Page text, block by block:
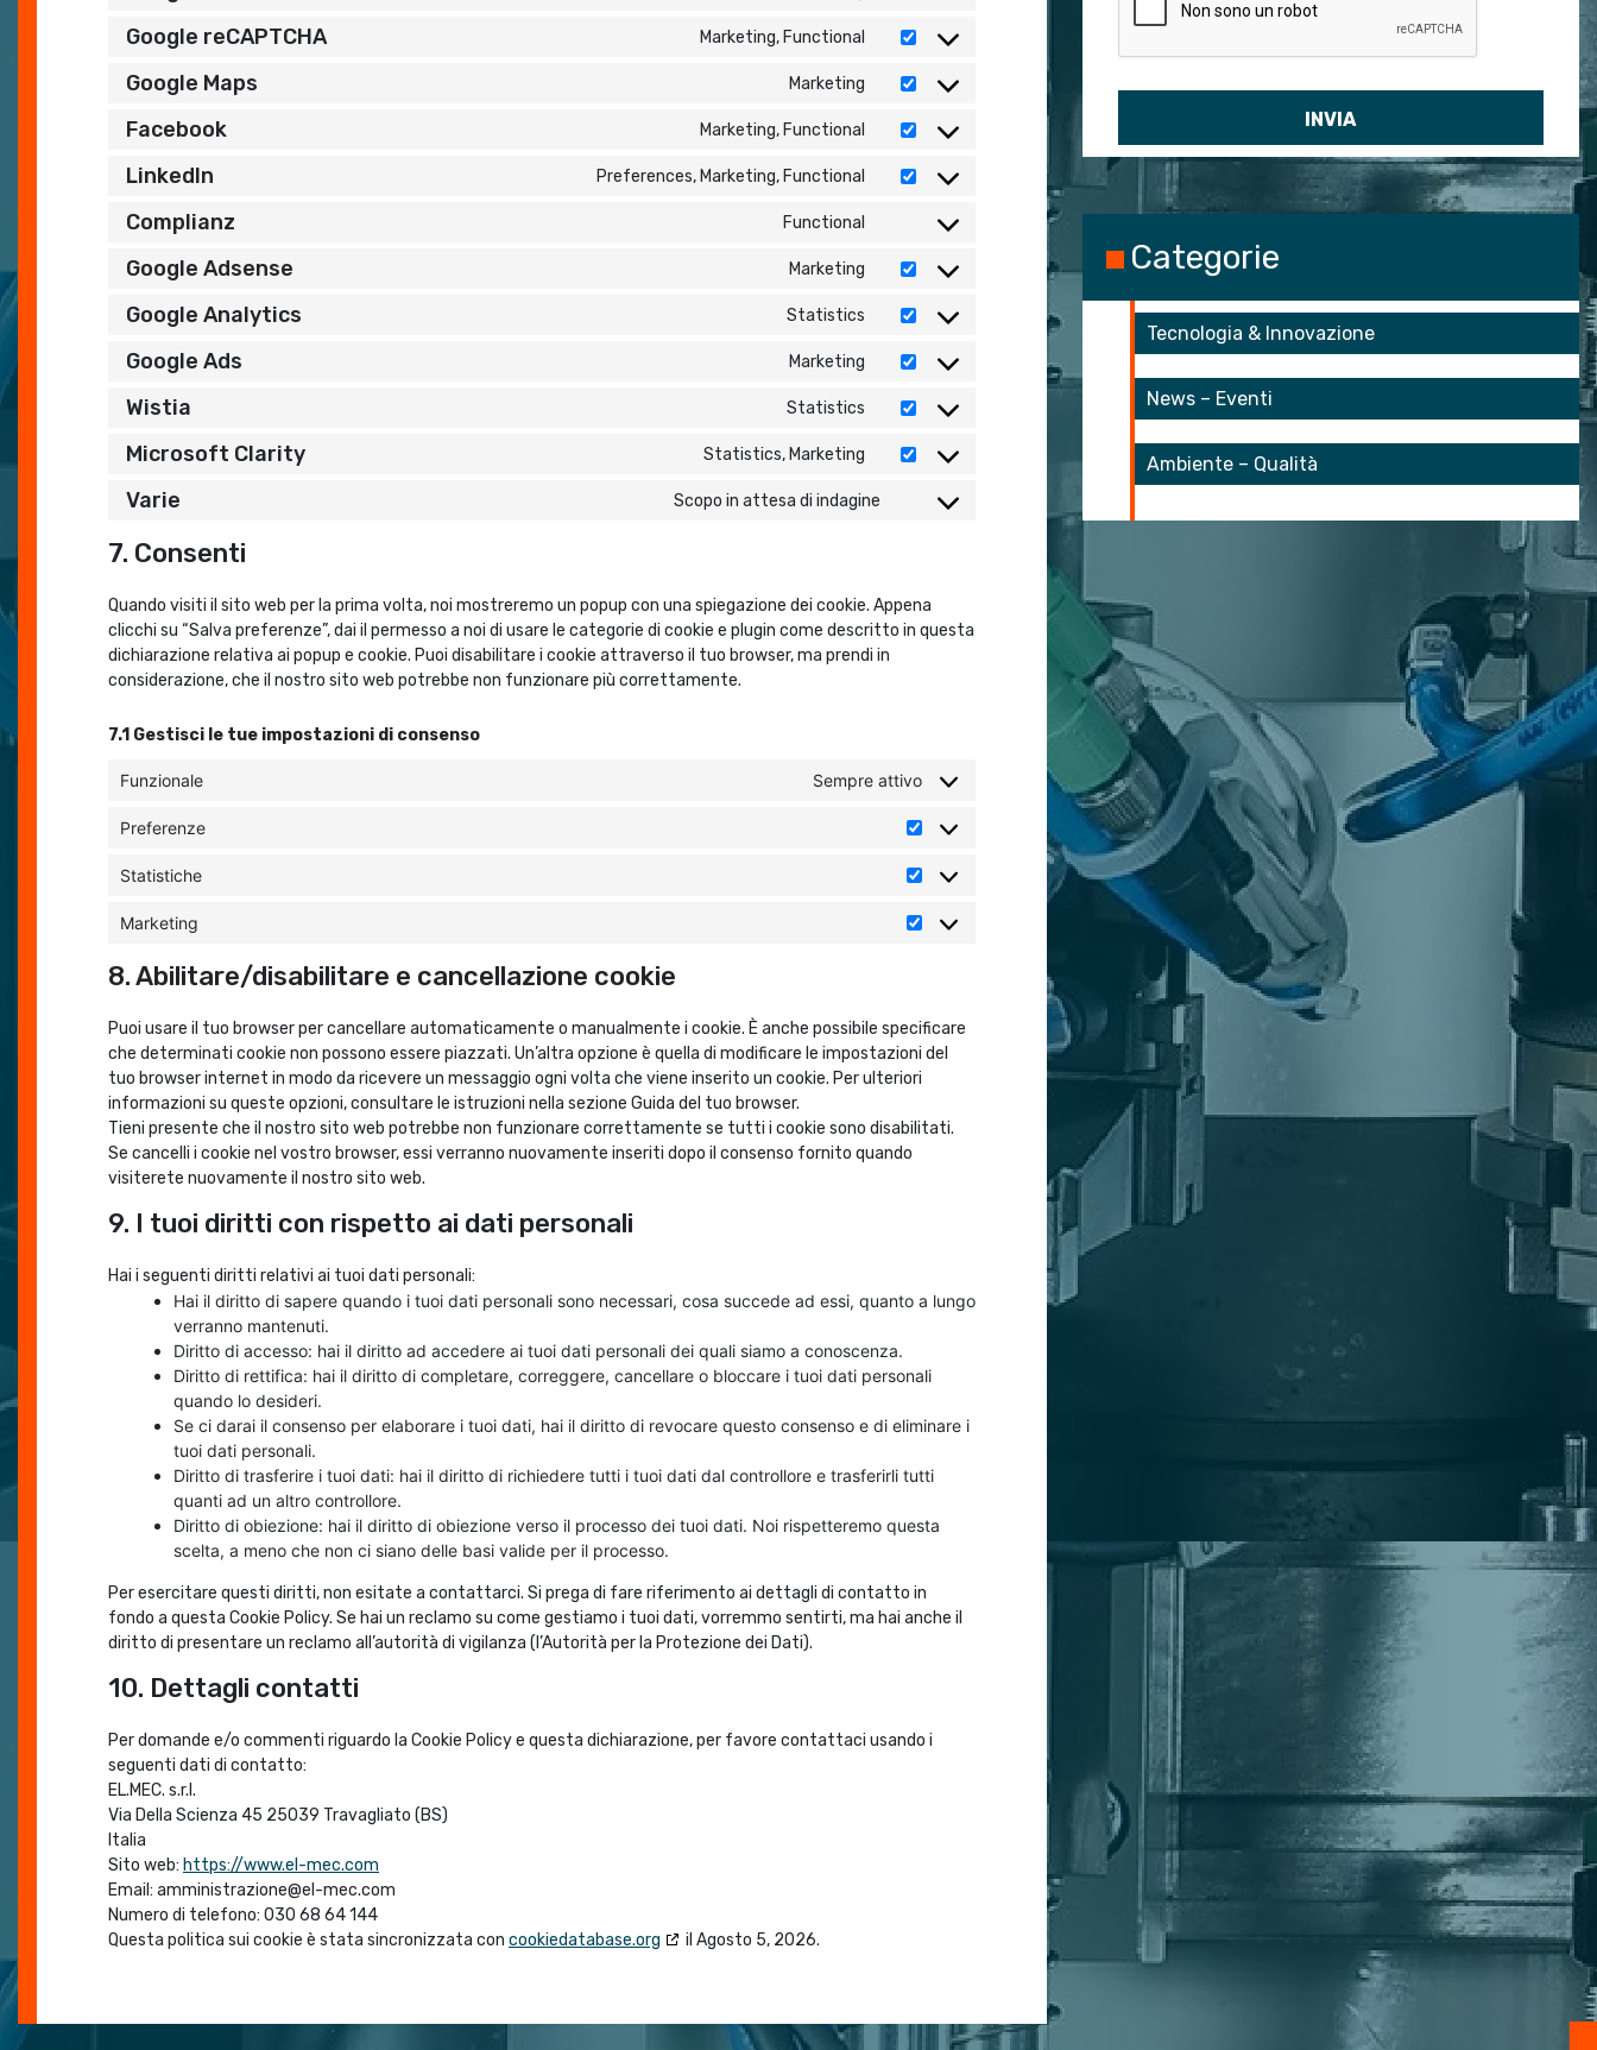
Google reCAPTCHA Marketing, Functional Consent to service google-recaptcha
Google Maps Marketing Consent to service google-maps
Facebook Marketing, Functional Consent to service facebook
LinkedIn Preferences, Marketing, Functional Consent to service linkedin
Complianz Functional Consent to service complianz
Google Adsense Marketing Consent to service google-adsense
Google Analytics Statistics Consent to service google-analytics
Google Ads Marketing Consent to service google-ads
Wistia Statistics Consent to service wistia
Microsoft Clarity Statistics, Marketing Consent to service microsoft-clarity
Varie Scopo in attesa di indagine Consent to service varie
7. Consenti
Quando visiti il sito web per la prima volta, noi mostreremo un popup con una spiegazione dei cookie. Appena
clicchi su “Salva preferenze”, dai il permesso a noi di usare le categorie di cookie e plugin come descritto in questa
dichiarazione relativa ai popup e cookie. Puoi disabilitare i cookie attraverso il tuo browser, ma prendi in
considerazione, che il nostro sito web potrebbe non funzionare più correttamente.
7.1 Gestisci le tue impostazioni di consenso
Funzionale Sempre attivo
Preferenze
Preferenze
Statistiche
Statistiche
Marketing
Marketing
8. Abilitare/disabilitare e cancellazione cookie
Puoi usare il tuo browser per cancellare automaticamente o manualmente i cookie. È anche possibile specificare
che determinati cookie non possono essere piazzati. Un’altra opzione è quella di modificare le impostazioni del
tuo browser internet in modo da ricevere un messaggio ogni volta che viene inserito un cookie. Per ulteriori
informazioni su queste opzioni, consultare le istruzioni nella sezione Guida del tuo browser.
Tieni presente che il nostro sito web potrebbe non funzionare correttamente se tutti i cookie sono disabilitati.
Se cancelli i cookie nel vostro browser, essi verranno nuovamente inseriti dopo il consenso fornito quando
visiterete nuovamente il nostro sito web.
9. I tuoi diritti con rispetto ai dati personali
Hai i seguenti diritti relativi ai tuoi dati personali:
Hai il diritto di sapere quando i tuoi dati personali sono necessari, cosa succede ad essi, quanto a lungo
verranno mantenuti.
Diritto di accesso: hai il diritto ad accedere ai tuoi dati personali dei quali siamo a conoscenza.
Diritto di rettifica: hai il diritto di completare, correggere, cancellare o bloccare i tuoi dati personali
quando lo desideri.
Se ci darai il consenso per elaborare i tuoi dati, hai il diritto di revocare questo consenso e di eliminare i
tuoi dati personali.
Diritto di trasferire i tuoi dati: hai il diritto di richiedere tutti i tuoi dati dal controllore e trasferirli tutti
quanti ad un altro controllore.
Diritto di obiezione: hai il diritto di obiezione verso il processo dei tuoi dati. Noi rispetteremo questa
scelta, a meno che non ci siano delle basi valide per il processo.
Per esercitare questi diritti, non esitate a contattarci. Si prega di fare riferimento ai dettagli di contatto in
fondo a questa Cookie Policy. Se hai un reclamo su come gestiamo i tuoi dati, vorremmo sentirti, ma hai anche il
diritto di presentare un reclamo all’autorità di vigilanza (l’Autorità per la Protezione dei Dati).
10. Dettagli contatti
Per domande e/o commenti riguardo la Cookie Policy e questa dichiarazione, per favore contattaci usando i
seguenti dati di contatto:
EL.MEC. s.r.l.
Via Della Scienza 45 25039 Travagliato (BS)
Italia
Sito web: https://www.el-mec.com
Email: amministrazione@el-mec.com
Numero di telefono: 030 68 64 144
Questa politica sui cookie è stata sincronizzata con cookiedatabase.org il Agosto 5, 2026.
Categorie
Tecnologia & Innovazione
News – Eventi
Ambiente – Qualità